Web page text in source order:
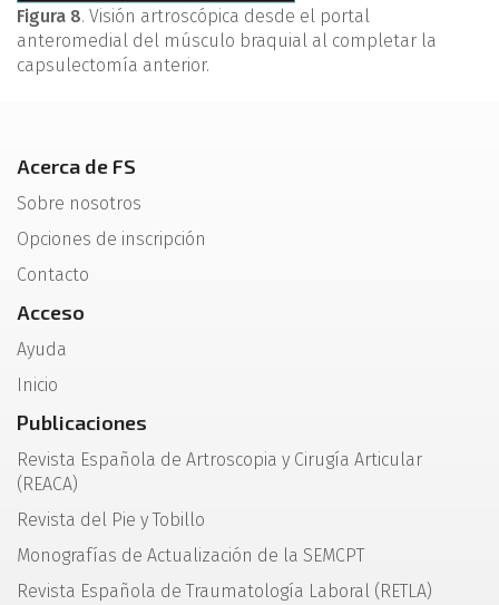
Figura 8. Visión artroscópica desde el portal
anteromedial del músculo braquial al completar la
capsulectomía anterior.
Acerca de FS
Sobre nosotros
Opciones de inscripción
Contacto
Acceso
Ayuda
Inicio
Publicaciones
Revista Española de Artroscopia y Cirugía Articular
(REACA)
Revista del Pie y Tobillo
Monografías de Actualización de la SEMCPT
Revista Española de Traumatología Laboral (RETLA)